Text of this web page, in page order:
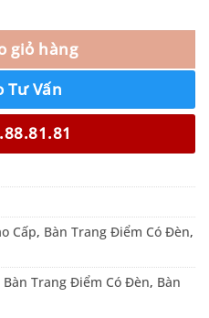
giỏ hàng
Tư Vấn
Cấp, Bàn Trang Điểm Có Đèn,
Bàn Trang Điểm Có Đèn, Bàn